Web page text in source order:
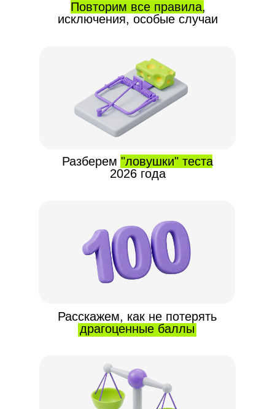
Разберем "ловушки" теста
2026 года
Повторим все правила,
исключения, особые случаи
Расскажем, как не потерять
драгоценные баллы